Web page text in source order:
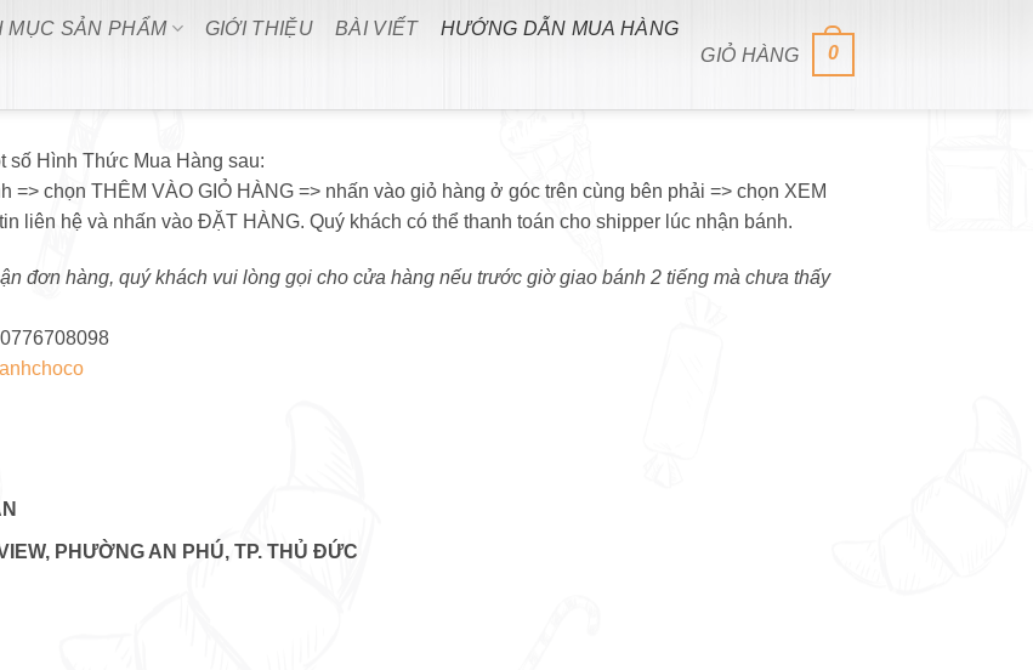
MỤC SẢN PHẨM GIỚI THIỆU BÀI VIẾT
HƯỚNG DẪN MUA HÀNG
GIỎ HÀNG
0
số Hình Thức Mua Hàng sau:
=> chọn THÊM VÀO GIỎ HÀNG => nhấn vào giỏ hàng ở góc trên cùng bên phải => chọn XEM
liên hệ và nhấn vào ĐẶT HÀNG. Quý khách có thể thanh toán cho shipper lúc nhận bánh.
đơn hàng, quý khách vui lòng gọi cho cửa hàng nếu trước giờ giao bánh 2 tiếng mà chưa thấy
2, PHÚ NHUẬN
PHƯỜNG AN PHÚ, TP. THỦ ĐỨC